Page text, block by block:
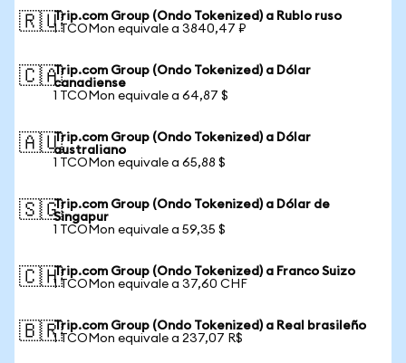
🇷🇺Trip.com Group (Ondo Tokenized) a Rublo ruso
1 TCOMon equivale a 3840,47 ₽
🇨🇦Trip.com Group (Ondo Tokenized) a Dólar
canadiense
1 TCOMon equivale a 64,87 $
🇦🇺Trip.com Group (Ondo Tokenized) a Dólar
australiano
1 TCOMon equivale a 65,88 $
🇸🇬Trip.com Group (Ondo Tokenized) a Dólar de
Singapur
1 TCOMon equivale a 59,35 $
🇨🇭Trip.com Group (Ondo Tokenized) a Franco Suizo
1 TCOMon equivale a 37,60 CHF
🇧🇷Trip.com Group (Ondo Tokenized) a Real brasileño
1 TCOMon equivale a 237,07 R$